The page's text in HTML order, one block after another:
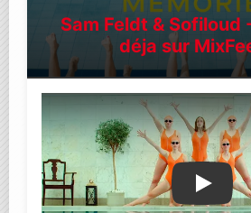
Sam Feldt & Sofiloud
déja sur
Lire la